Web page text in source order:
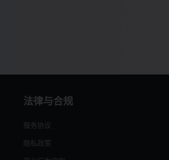
法律与合规
服务协议
隐私政策